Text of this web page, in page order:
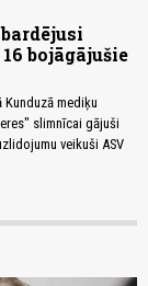
bojāgājušie
mediķu
slimnīcai gājuši
veikuši ASV